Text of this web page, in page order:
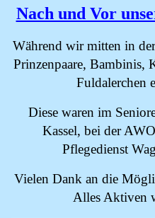
Nach und Vor
Während wir mitten in
Prinzenpaare, Bambinis,
Fuldalerchen
Diese waren im
Kassel, bei der
Pflegedienst
Vielen Dank an die
Alles Aktiven